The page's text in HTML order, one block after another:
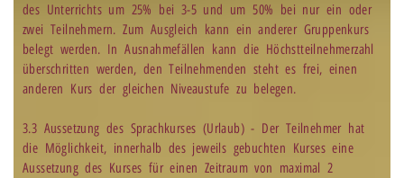
des Unterrichts um 25% bei 3-5 und um 50% bei nur ein oder
zwei Teilnehmern. Zum Ausgleich kann ein anderer Gruppenkurs
belegt werden. In Ausnahmefällen kann die Höchstteilnehmerzahl
überschritten werden, den Teilnehmenden steht es frei, einen
anderen Kurs der gleichen Niveaustufe zu belegen.
3.3 Aussetzung des Sprachkurses (Urlaub) - Der Teilnehmer hat
die Möglichkeit, innerhalb des jeweils gebuchten Kurses eine
Aussetzung des Kurses für einen Zeitraum von maximal 2